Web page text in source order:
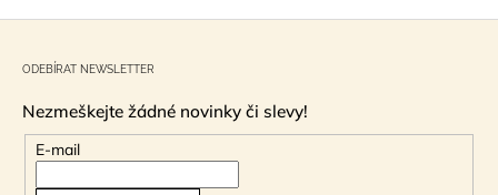
ODEBÍRAT NEWSLETTER
Nezmeškejte žádné novinky či slevy!
E-mail